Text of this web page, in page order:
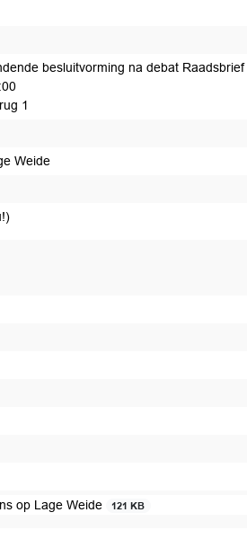
besluitvorming na debat
1
Weide
op Lage Weide 121 KB